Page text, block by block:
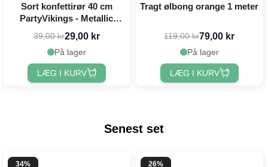
Sort konfettirør 40 cm
PartyVikings - Metallic
Rektangulær
39,00 kr29,00 kr
På lager
LÆG I KURV
Tragt ølbong orange 1 meter
119,00 kr79,00 kr
På lager
LÆG I KURV
Senest set
34%
26%